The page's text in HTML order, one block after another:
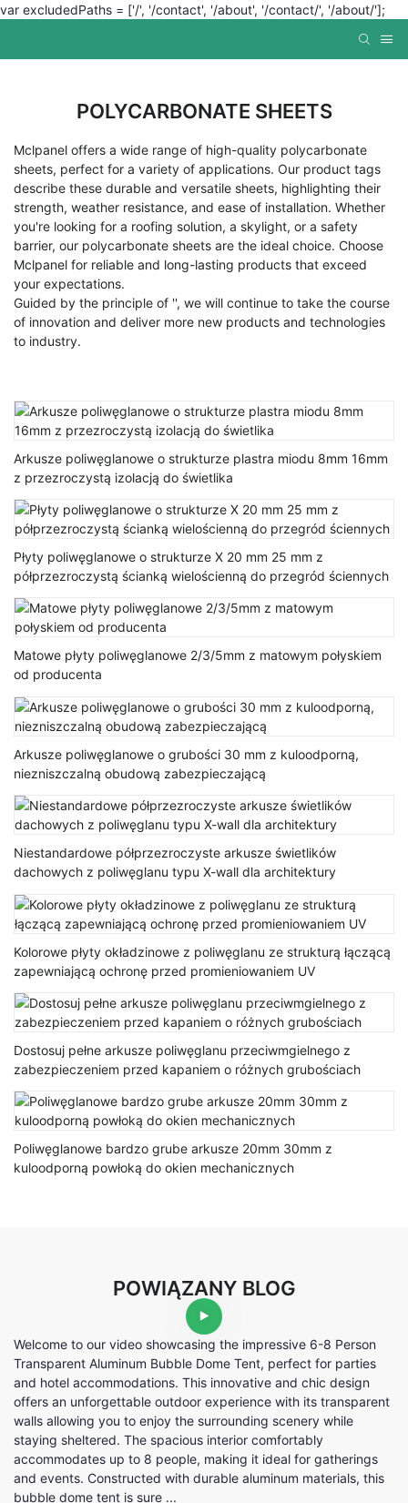
var excludedPaths = ['/', '/contact', '/about', '/contact/', '/about/'];
POLYCARBONATE SHEETS
Mclpanel offers a wide range of high-quality polycarbonate
sheets, perfect for a variety of applications. Our product tags
describe these durable and versatile sheets, highlighting their
strength, weather resistance, and ease of installation. Whether
you're looking for a roofing solution, a skylight, or a safety
barrier, our polycarbonate sheets are the ideal choice. Choose
Mclpanel for reliable and long-lasting products that exceed
your expectations.
Guided by the principle of '', we will continue to take the course
of innovation and deliver more new products and technologies
to industry.
Arkusze poliwęglanowe o strukturze plastra miodu 8mm 16mm
z przezroczystą izolacją do świetlika
Płyty poliwęglanowe o strukturze X 20 mm 25 mm z
półprzezroczystą ścianką wielościenną do przegród ściennych
Matowe płyty poliwęglanowe 2/3/5mm z matowym połyskiem
od producenta
Arkusze poliwęglanowe o grubości 30 mm z kuloodporną,
niezniszczalną obudową zabezpieczającą
Niestandardowe półprzezroczyste arkusze świetlików
dachowych z poliwęglanu typu X-wall dla architektury
Kolorowe płyty okładzinowe z poliwęglanu ze strukturą łączącą
zapewniającą ochronę przed promieniowaniem UV
Dostosuj pełne arkusze poliwęglanu przeciwmgielnego z
zabezpieczeniem przed kapaniem o różnych grubościach
Poliwęglanowe bardzo grube arkusze 20mm 30mm z
kuloodporną powłoką do okien mechanicznych
POWIĄZANY BLOG
Welcome to our video showcasing the impressive 6-8 Person
Transparent Aluminum Bubble Dome Tent, perfect for parties
and hotel accommodations. This innovative and chic design
offers an unforgettable outdoor experience with its transparent
walls allowing you to enjoy the surrounding scenery while
staying sheltered. The spacious interior comfortably
accommodates up to 8 people, making it ideal for gatherings
and events. Constructed with durable aluminum materials, this
bubble dome tent is sure ...